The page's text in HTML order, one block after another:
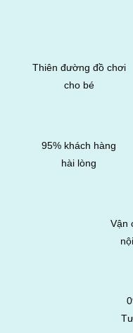
Thiên đường đồ chơi
cho bé
95% khách hàng
hài lòng
Vận